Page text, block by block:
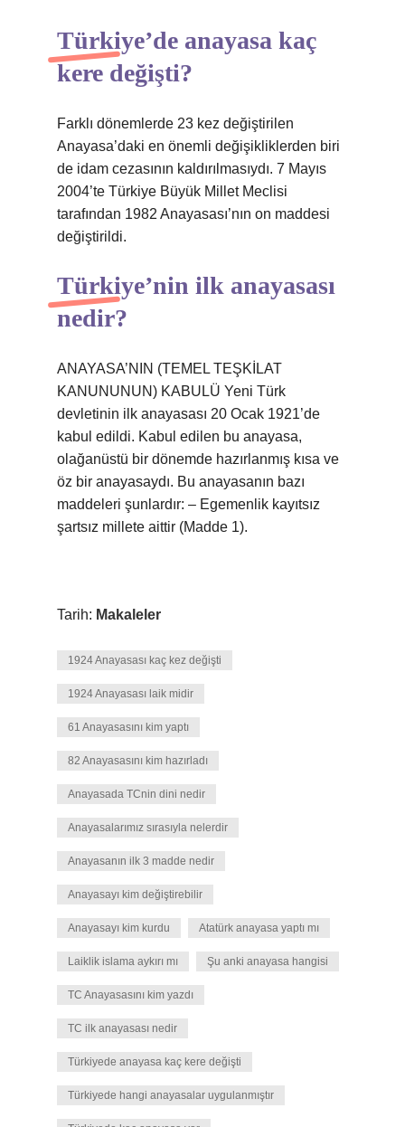
Türkiye’de anayasa kaç
kere değişti?
Farklı dönemlerde 23 kez değiştirilen
Anayasa’daki en önemli değişikliklerden biri
de idam cezasının kaldırılmasıydı. 7 Mayıs
2004’te Türkiye Büyük Millet Meclisi
tarafından 1982 Anayasası’nın on maddesi
değiştirildi.
Türkiye’nin ilk anayasası
nedir?
ANAYASA’NIN (TEMEL TEŞKİLAT
KANUNUNUN) KABULÜ Yeni Türk
devletinin ilk anayasası 20 Ocak 1921’de
kabul edildi. Kabul edilen bu anayasa,
olağanüstü bir dönemde hazırlanmış kısa ve
öz bir anayasaydı. Bu anayasanın bazı
maddeleri şunlardır: – Egemenlik kayıtsız
şartsız millete aittir (Madde 1).
Tarih: Makaleler
1924 Anayasası kaç kez değişti
1924 Anayasası laik midir
61 Anayasasını kim yaptı
82 Anayasasını kim hazırladı
Anayasada TCnin dini nedir
Anayasalarımız sırasıyla nelerdir
Anayasanın ilk 3 madde nedir
Anayasayı kim değiştirebilir
Anayasayı kim kurdu Atatürk anayasa yaptı mı
Laiklik islama aykırı mı Şu anki anayasa hangisi
TC Anayasasını kim yazdı
TC ilk anayasası nedir
Türkiyede anayasa kaç kere değişti
Türkiyede hangi anayasalar uygulanmıştır